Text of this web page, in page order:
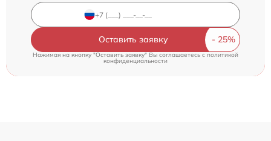
Оставить заявку
Нажимая на кнопку "Оставить заявку" Вы соглашаетесь c политикой
конфиденциальности